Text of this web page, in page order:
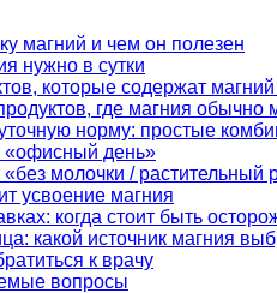
магний и чем он полезен
нужно в сутки
которые содержат
где магния обычно
норму: простые
«офисный день»
«без молочки / растительный
усвоение магния
когда стоит быть
какой источник магния
к врачу
вопросы